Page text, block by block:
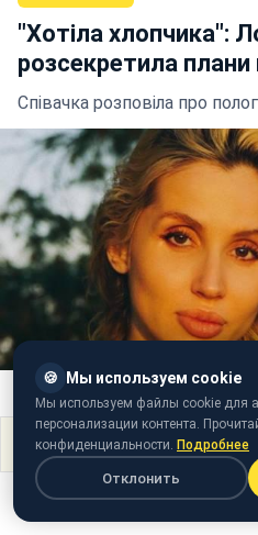
"Хотіла хлопчика":
розсекретила
Співачка розповіла про
Фото: Світлана Лобода
🍪 Мы используем cookie
Мы используем файлы cookie для
персонализации контента.
конфиденциальности. Подробнее
Отклонить